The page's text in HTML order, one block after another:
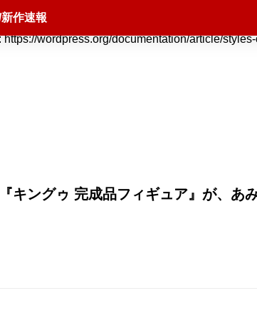
CSS instead. Jetpack でのカスタム CSS のサポ
wordpress.org/documentation/article/
作速報
キングゥ 完成品フィギュア』が、あ